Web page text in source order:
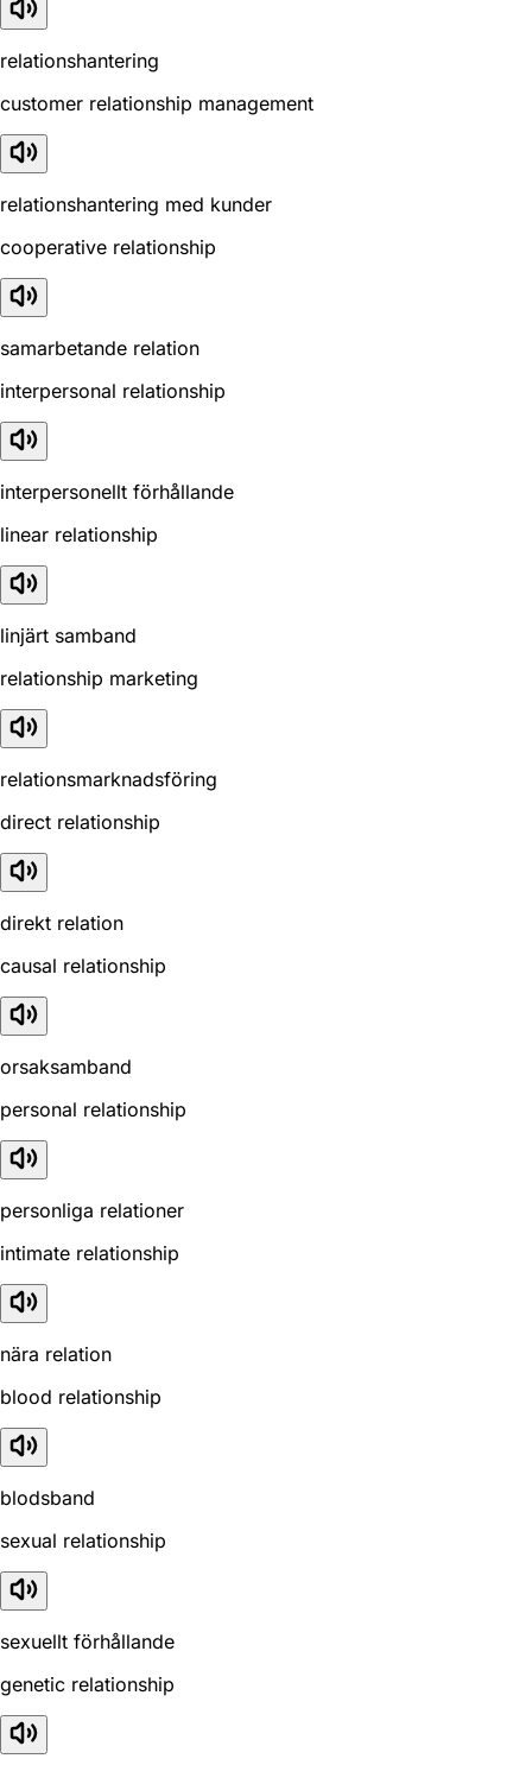
relationshantering
customer relationship management
relationshantering med kunder
cooperative relationship
samarbetande relation
interpersonal relationship
interpersonellt förhållande
linear relationship
linjärt samband
relationship marketing
relationsmarknadsföring
direct relationship
direkt relation
causal relationship
orsaksamband
personal relationship
personliga relationer
intimate relationship
nära relation
blood relationship
blodsband
sexual relationship
sexuellt förhållande
genetic relationship